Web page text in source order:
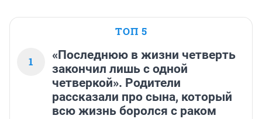
ТОП 5
1
«Последнюю в жизни четверть
закончил лишь с одной
четверкой». Родители
рассказали про сына, который
всю жизнь боролся с раком